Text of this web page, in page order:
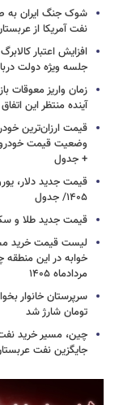
شوک جنگ ایران به
نفت آمریکا از
افزایش اعتبار
جلسه ویژه دولت
زمان واریز
آینده منتظر این
قیمت ارزان‌ترین
+ جدول
۱۴۰۵/ جدول
قیمت جدید طلا و سکه امروز ۱۶
خوابه در این منطقه
مردادماه ۱۴۰۵
تومان شارژ شد
چین، مسیر خرید
جایگزین نفت